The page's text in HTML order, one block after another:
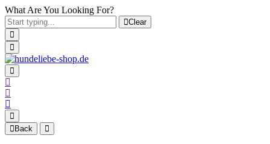
What Are You Looking For?
Clear
Back